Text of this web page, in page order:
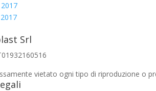
Srl
vietato ogni tipo di riproduzione o